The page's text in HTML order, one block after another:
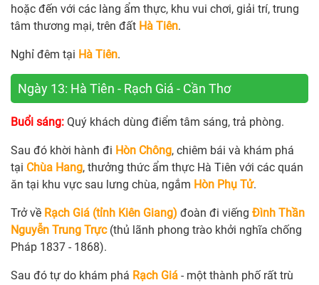
hoặc đến với các làng ẩm thực, khu vui chơi, giải trí, trung
tâm thương mại, trên đất Hà Tiên.
Nghỉ đêm tại Hà Tiên.
Ngày 13: Hà Tiên - Rạch Giá - Cần Thơ
Buổi sáng: Quý khách dùng điểm tâm sáng, trả phòng.
Sau đó khời hành đi Hòn Chông, chiêm bái và khám phá
tại Chùa Hang, thưởng thức ẩm thực Hà Tiên với các quán
ăn tại khu vực sau lưng chùa, ngắm Hòn Phụ Tử.
Trở về Rạch Giá (tỉnh Kiên Giang) đoàn đi viếng Đình Thần
Nguyễn Trung Trực(thủ lãnh phong trào khởi nghĩa chống
Pháp 1837 - 1868).
Sau đó tự do khám phá Rạch Giá - một thành phố rất trù